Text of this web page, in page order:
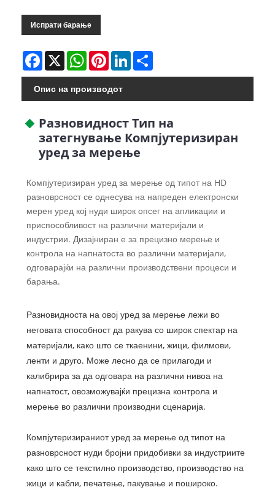
Испрати барање
Facebook
X WhatsAppPinterestLinkedIn
Опис на производот
Разновидност Тип на
затегнување Компјутеризиран
уред за мерење
Компјутеризиран уред за мерење од типот на HD
разноврсност се однесува на напреден електронски
мерен уред кој нуди широк опсег на апликации и
приспособливост на различни материјали и
индустрии. Дизајниран е за прецизно мерење и
контрола на напнатоста во различни материјали,
одговарајќи на различни производствени процеси и
барања.
Разновидноста на овој уред за мерење лежи во
неговата способност да ракува со широк спектар на
материјали, како што се ткаенини, жици, филмови,
ленти и друго. Може лесно да се прилагоди и
калибрира за да одговара на различни нивоа на
напнатост, овозможувајќи прецизна контрола и
мерење во различни производни сценарија.
Компјутеризираниот уред за мерење од типот на
разноврсност нуди бројни придобивки за индустриите
како што се текстилно производство, производство на
жици и кабли, печатење, пакување и пошироко.